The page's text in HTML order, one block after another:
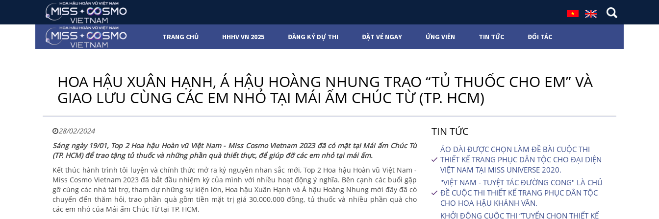
TRANG CHỦ HHHV VN 2025 ĐĂNG KÝ DỰ THI ĐẶT VÉ NGAY ỨNG VIÊN TIN TỨC ĐỐI TÁC
HOA HẬU XUÂN HẠNH, Á HẬU HOÀNG NHUNG TRAO “TỦ THUỐC CHO EM” VÀ
GIAO LƯU CÙNG CÁC EM NHỎ TẠI MÁI ẤM CHÚC TỪ (TP. HCM)
28/02/2024
Sáng ngày 19/01, Top 2 Hoa hậu Hoàn vũ Việt Nam - Miss Cosmo Vietnam 2023 đã có mặt tại Mái ấm Chúc Từ
(TP. HCM) để trao tặng tủ thuốc và những phần quà thiết thực, để giúp đỡ các em nhỏ tại mái ấm.
Kết thúc hành trình tôi luyện và chính thức mở ra kỷ nguyên nhan sắc mới, Top 2 Hoa hậu Hoàn vũ Việt Nam -
Miss Cosmo Vietnam 2023 đã bắt đầu nhiệm kỳ của mình với nhiều hoạt động ý nghĩa. Bên cạnh các buổi gặp
gỡ cùng các nhà tài trợ, tham dự những sự kiện lớn, Hoa hậu Xuân Hạnh và Á hậu Hoàng Nhung mới đây đã có
chuyến đến thăm hỏi, trao phần quà gồm tiền mặt trị giá 30.000.000 đồng, tủ thuốc và nhiều phần quà cho
các em nhỏ của Mái ấm Chúc Từ tại TP. HCM.
TIN TỨC
ÁO DÀI ĐƯỢC CHỌN LÀM ĐỀ BÀI CUỘC THI
THIẾT KẾ TRANG PHỤC DÂN TỘC CHO ĐẠI DIỆN
VIỆT NAM TẠI MISS UNIVERSE 2020.
"VIỆT NAM - TUYỆT TÁC ĐƯỜNG CONG" LÀ CHỦ
ĐỀ CUỘC THI THIẾT KẾ TRANG PHỤC DÂN TỘC
CHO HOA HẬU KHÁNH VÂN.
KHỞI ĐỘNG CUỘC THI “TUYỂN CHỌN THIẾT KẾ